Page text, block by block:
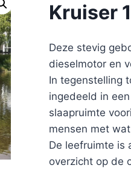
Kruiser
Deze stevig
dieselmotor en
In tegenstelling
ingedeeld in
slaapruimte
mensen met
De leefruimte is
overzicht op de